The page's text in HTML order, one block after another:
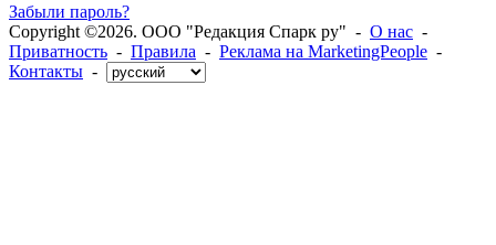
Забыли пароль?
Copyright ©2026. ООО "Редакция Спарк ру" - О нас -
Приватность - Правила - Реклама на MarketingPeople -
Контакты -